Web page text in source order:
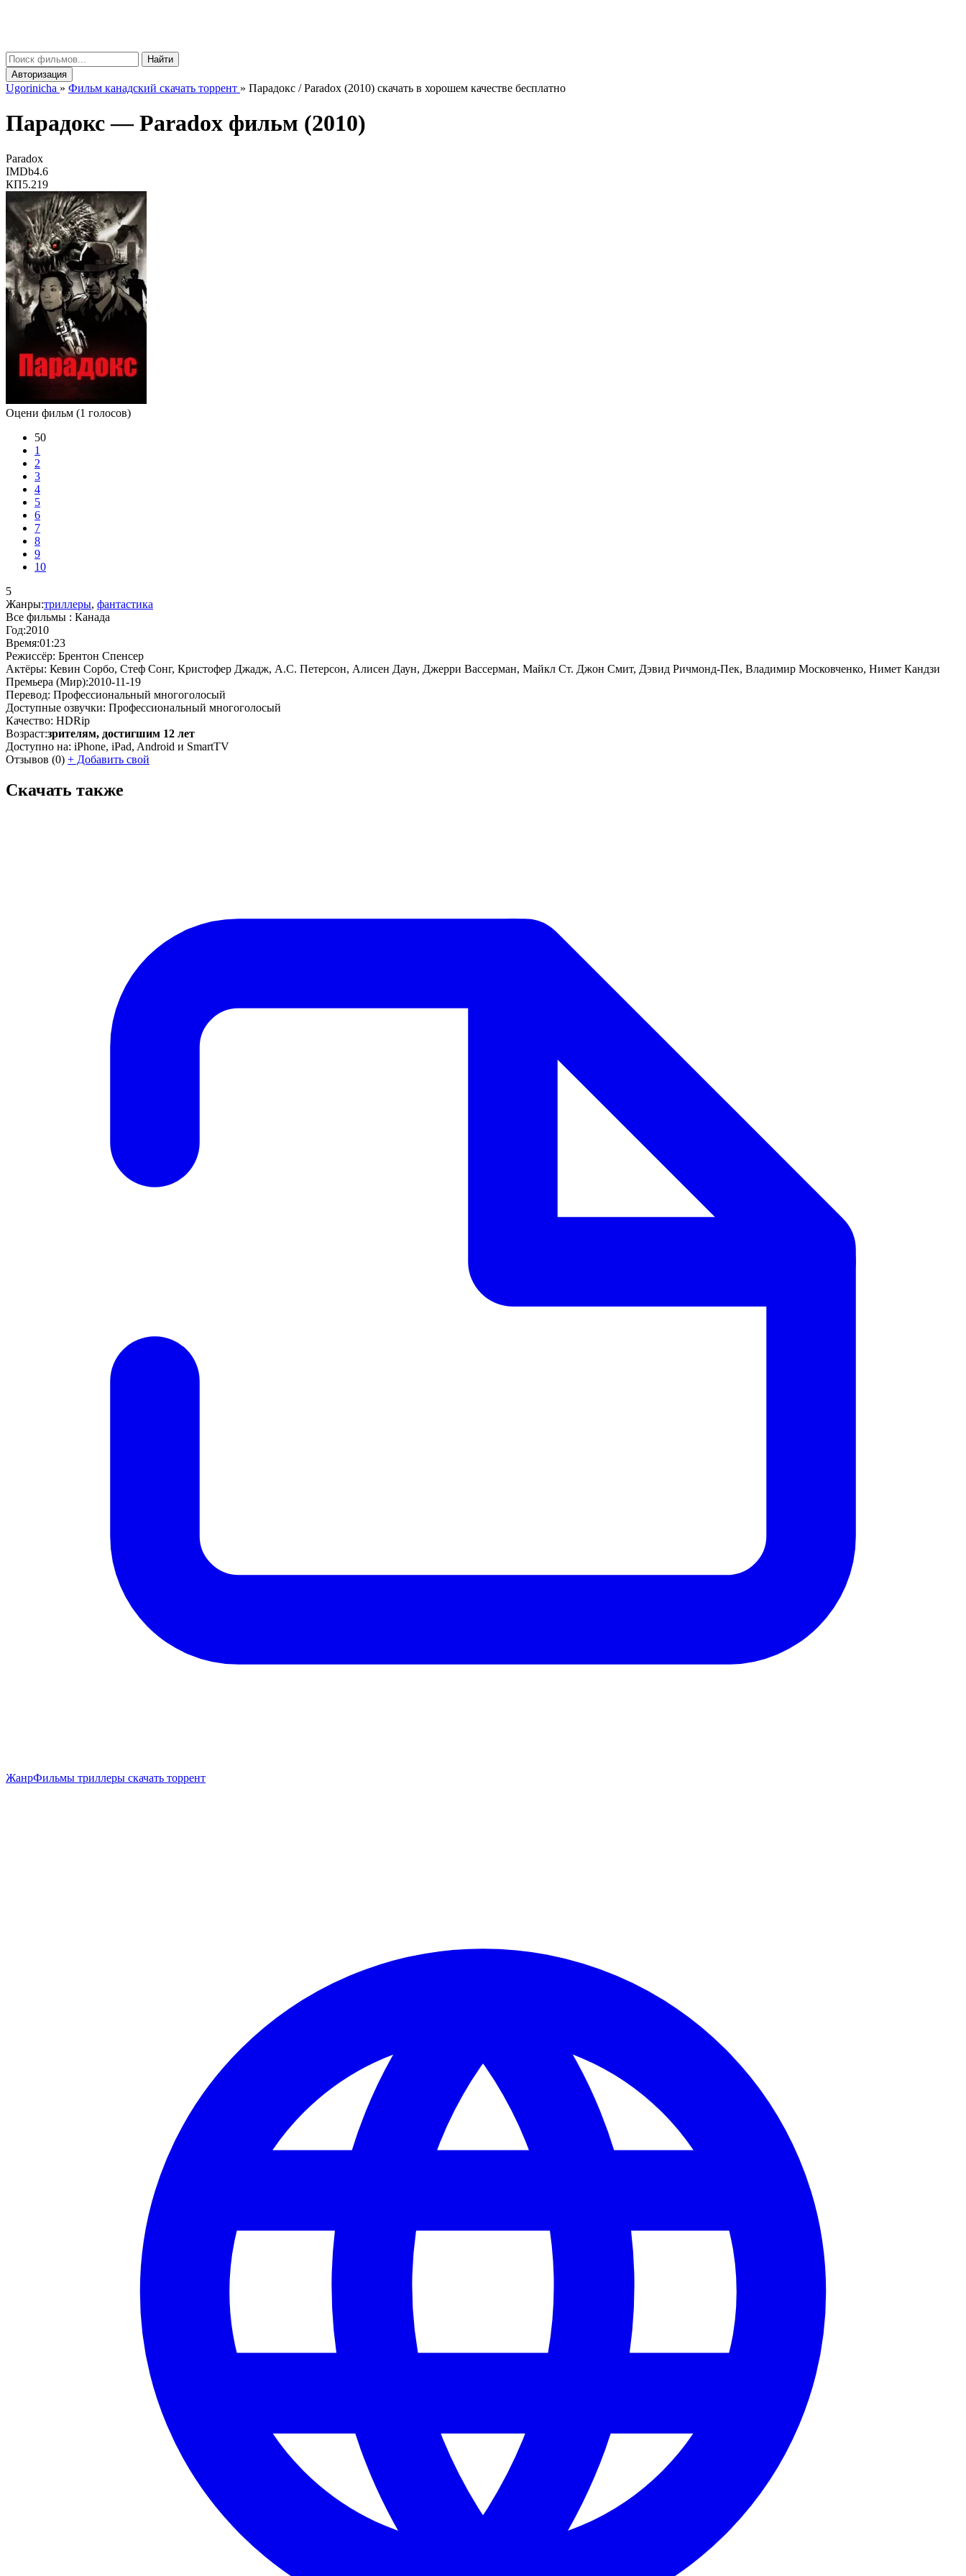
Найти
Авторизация
Ugorinicha » Фильм канадский скачать торрент » Парадокс / Paradox (2010) скачать в хорошем качестве бесплатно
Парадокс —Paradox фильм (2010)
Paradox
IMDb4.6
КП5.219
Оцени фильм (1 голосов)
50
1
2
3
4
5
6
7
8
9
10
5
Жанры:триллеры, фантастика
Все фильмы : Канада
Год:2010
Время:01:23
Режиссёр: Брентон Спенсер
Актёры: Кевин Сорбо, Стеф Сонг, Кристофер Джадж, А.С. Петерсон, Алисен Даун, Джерри Вассерман, Майкл Ст. Джон Смит, Дэвид Ричмонд-Пек, Владимир Московченко, Нимет Кандзи
Премьера (Мир):2010-11-19
Перевод: Профессиональный многоголосый
Доступные озвучки: Профессиональный многоголосый
Качество: HDRip
Возраст:зрителям, достигшим 12 лет
Доступно на: iPhone, iPad, Android и SmartTV
Отзывов (0) + Добавить свой
Скачать также
ЖанрФильмы триллеры скачать торрент